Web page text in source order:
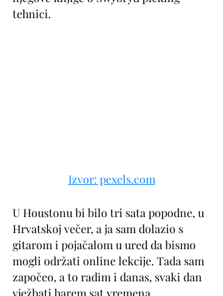
tehnici.
Izvor: pexels.com
U Houstonu bi bilo tri sata popodne, u
Hrvatskoj večer, a ja sam dolazio s
gitarom i pojačalom u ured da bismo
mogli održati online lekcije. Tada sam
započeo, a to radim i danas, svaki dan
vježbati barem sat vremena.